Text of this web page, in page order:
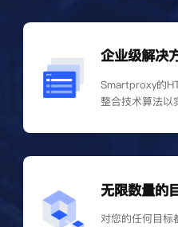
企业级解决
Smartproxy的
整合技术算法以
无限数量的
对您的任何目标